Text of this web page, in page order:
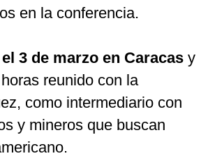
en la conferencia.
3 de marzo en Caracas y
reunido con la
como intermediario con
y mineros que buscan